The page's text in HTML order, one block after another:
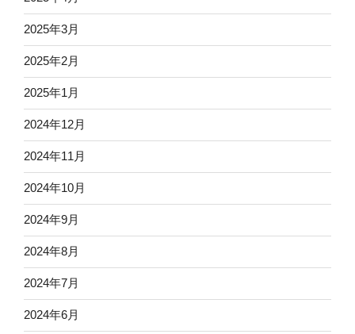
2025年3月
2025年2月
2025年1月
2024年12月
2024年11月
2024年10月
2024年9月
2024年8月
2024年7月
2024年6月